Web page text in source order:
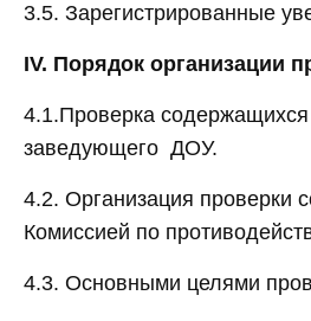
3.5. Зарегистрированные
IV. Порядок организации
4.1.Проверка
заведующего ДОУ.
4.2. Организация проверки
Комиссией по
4.3. Основными целями